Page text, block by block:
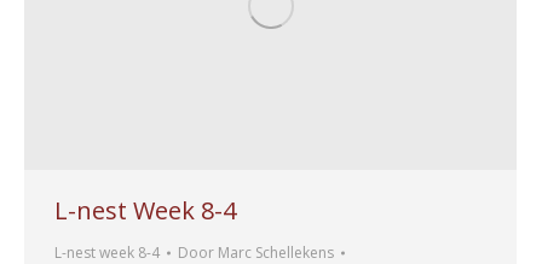
L-nest Week 8-4
L-nest week 8-4 Door Marc Schellekens